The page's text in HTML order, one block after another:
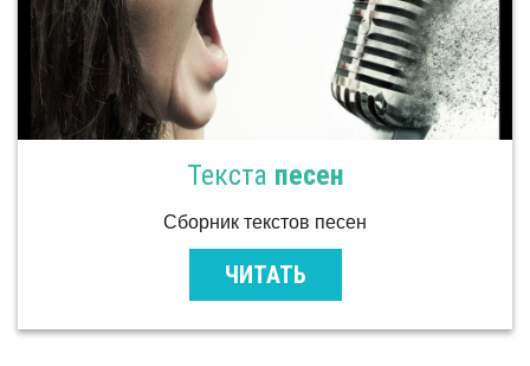
Текста песен
Сборник текстов песен
ЧИТАТЬ